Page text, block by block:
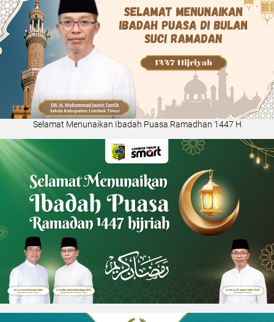
Selamat Menunaikan Ibadah Puasa Ramadhan 1447 H